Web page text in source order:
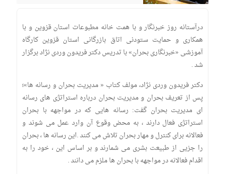
درآستانه روز خبرنگار و با همت خانه مطبوعات استان قزوین و با
همکاری و حمایت ستودنی اتاق بازرگانی استان قزوین کارگاه
آموزشی «خبرنگاری بحران» با تدریس دکتر فریدون وردی نژاد برگزار
شد .
دکتر فریدون وردی نژاد، مولف کتاب « مدیریت بحران و رسانه ها»؛
پس از تعریف بحران و مدیریت بحران درباره استراتژی های رسانه
ای مدیریت بحران گفت: رسانه هایی که در مواجهه با بحران
استراتژی فعال دارند ، به محض وقوع آن وارد عمل می شوند و
فعالانه برای کنترل و مهار بحران تلاش می کنند .این رسانه ها ، بحران
را جزیی از طبیعت بشری می شمارند و بر اساس این ، خود را به
اقدام فعالانه در مواجهه با بحران ها ملزم می دانند .